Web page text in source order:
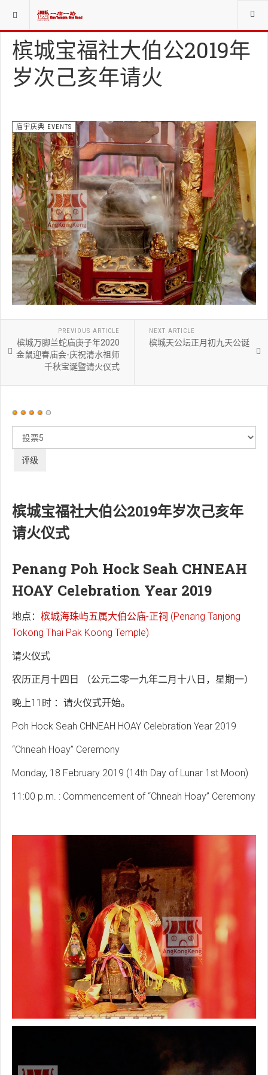
当前位置： 新闻NEWS
槟城宝福社大伯公2019年
岁次己亥年请火
庙宇庆典 EVENTS
PREVIOUS ARTICLE
槟城万脚兰蛇庙庚子年2020
金鼠迎春庙会-庆祝清水祖师
千秋宝诞暨请火仪式
NEXT ARTICLE
槟城天公坛正月初九天公诞
用
价：4/
评
槟城宝福社大伯公2019年岁次己亥年
请火仪式
Penang Poh Hock Seah CHNEAH
HOAY Celebration Year 2019
地点： 槟城海珠屿五属大伯公庙-正祠 (Penang Tanjong
Tokong Thai Pak Koong Temple)
请火仪式
农历正月十四日 （公元二零一九年二月十八日，星期一）
晚上11时 ：请火仪式开始。
Poh Hock Seah CHNEAH HOAY Celebration Year 2019
“Chneah Hoay” Ceremony
Monday, 18 February 2019 (14th Day of Lunar 1st Moon)
11:00 p.m. : Commencement of “Chneah Hoay” Ceremony